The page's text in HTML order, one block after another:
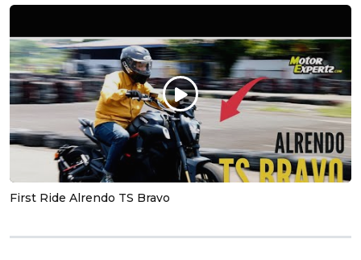
First Ride Alrendo TS Bravo